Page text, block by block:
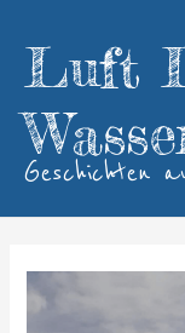
springenLuft
Geschichten